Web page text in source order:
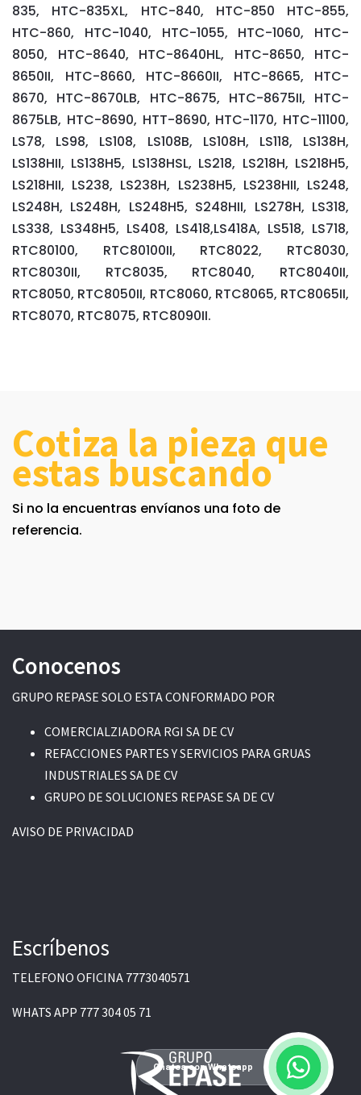
835, HTC-835XL, HTC-840, HTC-850 HTC-855,
HTC-860, HTC-1040, HTC-1055, HTC-1060, HTC-
8050, HTC-8640, HTC-8640HL, HTC-8650, HTC-
8650II, HTC-8660, HTC-8660II, HTC-8665, HTC-
8670, HTC-8670LB, HTC-8675, HTC-8675II, HTC-
8675LB, HTC-8690, HTT-8690, HTC-1170, HTC-11100,
LS78, LS98, LS108, LS108B, LS108H, LS118, LS138H,
LS138HII, LS138H5, LS138HSL, LS218, LS218H, LS218H5,
LS218HII, LS238, LS238H, LS238H5, LS238HII, LS248,
LS248H, LS248H, LS248H5, S248HII, LS278H, LS318,
LS338, LS348H5, LS408, LS418,LS418A, LS518, LS718,
RTC80100, RTC80100II, RTC8022, RTC8030,
RTC8030II, RTC8035, RTC8040, RTC8040II,
RTC8050, RTC8050II, RTC8060, RTC8065, RTC8065II,
RTC8070, RTC8075, RTC8090II.
Cotiza la pieza que
estas buscando
Si no la encuentras envíanos una foto de
referencia.
Conocenos
GRUPO REPASE SOLO ESTA CONFORMADO POR
COMERCIALZIADORA RGI SA DE CV
REFACCIONES PARTES Y SERVICIOS PARA GRUAS
INDUSTRIALES SA DE CV
GRUPO DE SOLUCIONES REPASE SA DE CV
AVISO DE PRIVACIDAD
Chatea con Whatsapp
Escríbenos
TELEFONO OFICINA 7773040571
WHATS APP 777 304 05 71